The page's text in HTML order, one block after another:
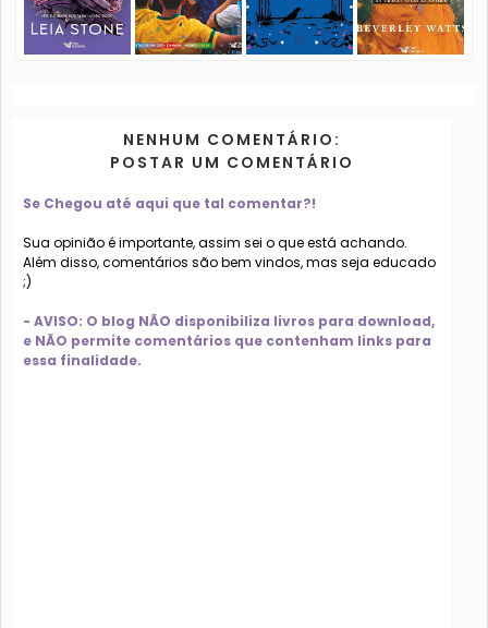
NENHUM COMENTÁRIO:
POSTAR UM COMENTÁRIO
Se Chegou até aqui que tal comentar?!
Sua opinião é importante, assim sei o que está achando.
Além disso, comentários são bem vindos, mas seja educado
;)
- AVISO: O blog NÃO disponibiliza livros para download,
e NÃO permite comentários que contenham links para
essa finalidade.